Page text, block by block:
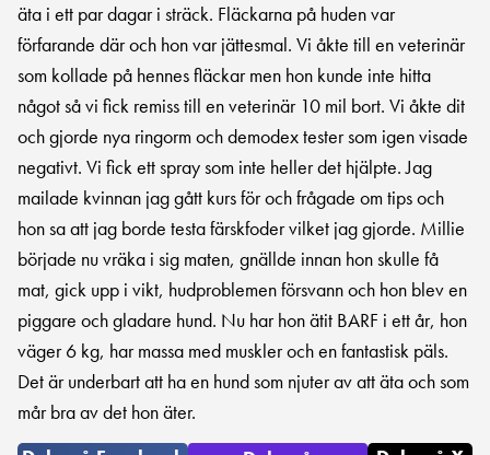
äta i ett par dagar i sträck. Fläckarna på huden var
förfarande där och hon var jättesmal. Vi åkte till en veterinär
som kollade på hennes fläckar men hon kunde inte hitta
något så vi fick remiss till en veterinär 10 mil bort. Vi åkte dit
och gjorde nya ringorm och demodex tester som igen visade
negativt. Vi fick ett spray som inte heller det hjälpte. Jag
mailade kvinnan jag gått kurs för och frågade om tips och
hon sa att jag borde testa färskfoder vilket jag gjorde. Millie
började nu vräka i sig maten, gnällde innan hon skulle få
mat, gick upp i vikt, hudproblemen försvann och hon blev en
piggare och gladare hund. Nu har hon ätit BARF i ett år, hon
väger 6 kg, har massa med muskler och en fantastisk päls.
Det är underbart att ha en hund som njuter av att äta och som
mår bra av det hon äter.